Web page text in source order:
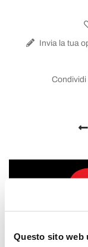
Questo sito web
Invia la tua
Condividi